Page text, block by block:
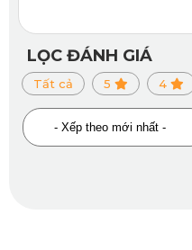
Trải qua nhiều năm tháng
phẩm vẫn duy trì được
không hề xuất hiện các
mép hay rách hỏng dưới
LỌC ĐÁNH GIÁ
Tất cả 5 4